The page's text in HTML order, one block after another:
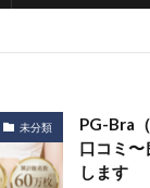
未分類
PG-Bra
口コミ〜
します